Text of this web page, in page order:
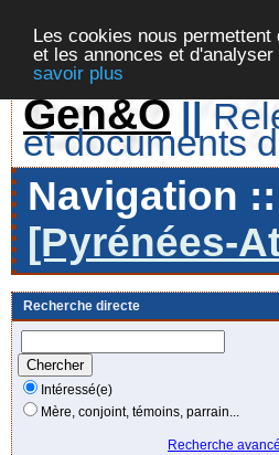
Les cookies nous
et les annonces et
savoir plus
Gen&O ||
et documents
Navigation ::
[Pyrénées-
Recherche directe
Intéressé(e)
Mère, conjoint, témoins, parrain...
Recherche